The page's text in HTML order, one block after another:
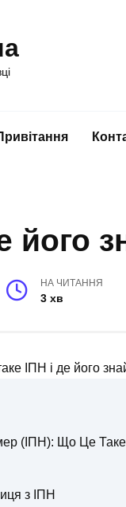
його
НА ЧИТАННЯ
3 хв
(ІПН): Що Це
з ІПН